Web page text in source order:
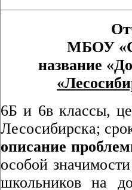
МБОУ
название
6Б и 6в классы,
Лесосибирска;
описание
особой
школьников на